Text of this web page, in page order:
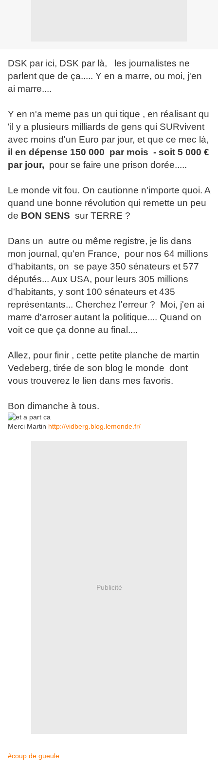
DSK par ici, DSK par là, les journalistes ne
parlent que de ça..... Y en a marre, ou moi, j'en
ai marre....
Y en n'a meme pas un qui tique , en réalisant qu
'il y a plusieurs milliards de gens qui SURvivent
avec moins d'un Euro par jour, et que ce mec là,
il en dépense 150 000 par mois - soit 5 000 €
par jour, pour se faire une prison dorée.....
Le monde vit fou. On cautionne n'importe quoi. A
quand une bonne révolution qui remette un peu
de BON SENS sur TERRE ?
Dans un autre ou même registre, je lis dans
mon journal, qu'en France, pour nos 64 millions
d'habitants, on se paye 350 sénateurs et 577
députés... Aux USA, pour leurs 305 millions
d'habitants, y sont 100 sénateurs et 435
représentants... Cherchez l'erreur ? Moi, j'en ai
marre d'arroser autant la politique.... Quand on
voit ce que ça donne au final....
Allez, pour finir , cette petite planche de martin
Vedeberg, tirée de son blog le monde dont
vous trouverez le lien dans mes favoris.
Bon dimanche à tous.
Merci Martin http://vidberg.blog.lemonde.fr/
Publicité
#coup de gueule